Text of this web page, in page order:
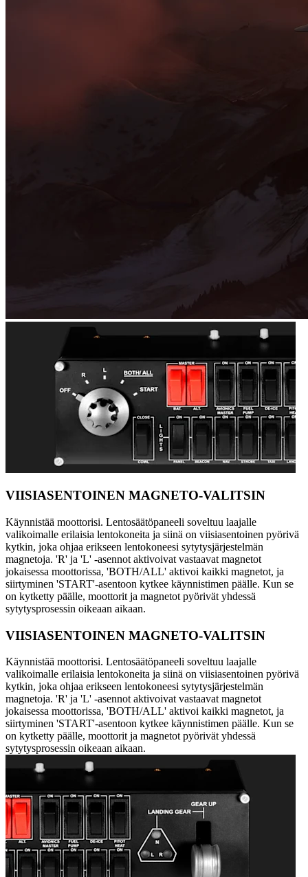
VIISIASENTOINEN MAGNETO-VALITSIN
Käynnistää moottorisi. Lentosäätöpaneeli soveltuu laajalle
valikoimalle erilaisia lentokoneita ja siinä on viisiasentoinen pyörivä
kytkin, joka ohjaa erikseen lentokoneesi sytytysjärjestelmän
magnetoja. 'R' ja 'L' -asennot aktivoivat vastaavat magnetot
jokaisessa moottorissa, 'BOTH/ALL' aktivoi kaikki magnetot, ja
siirtyminen 'START'-asentoon kytkee käynnistimen päälle. Kun se
on kytketty päälle, moottorit ja magnetot pyörivät yhdessä
sytytysprosessin oikeaan aikaan.
VIISIASENTOINEN MAGNETO-VALITSIN
Käynnistää moottorisi. Lentosäätöpaneeli soveltuu laajalle
valikoimalle erilaisia lentokoneita ja siinä on viisiasentoinen pyörivä
kytkin, joka ohjaa erikseen lentokoneesi sytytysjärjestelmän
magnetoja. 'R' ja 'L' -asennot aktivoivat vastaavat magnetot
jokaisessa moottorissa, 'BOTH/ALL' aktivoi kaikki magnetot, ja
siirtyminen 'START'-asentoon kytkee käynnistimen päälle. Kun se
on kytketty päälle, moottorit ja magnetot pyörivät yhdessä
sytytysprosessin oikeaan aikaan.